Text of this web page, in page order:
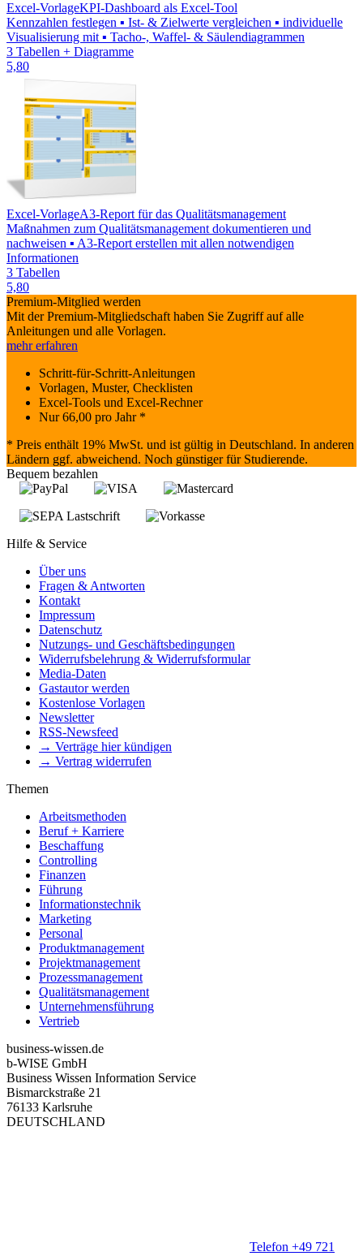
Excel-VorlageKPI-Dashboard als Excel-Tool
Kennzahlen festlegen ▪ Ist- & Zielwerte vergleichen ▪ individuelle
Visualisierung mit ▪ Tacho-, Waffel- & Säulendiagrammen
3 Tabellen + Diagramme
5,80
Excel-VorlageA3-Report für das Qualitätsmanagement
Maßnahmen zum Qualitätsmanagement dokumentieren und
nachweisen ▪ A3-Report erstellen mit allen notwendigen
Informationen
3 Tabellen
5,80
Premium-Mitglied werden
Mit der Premium-Mitgliedschaft haben Sie Zugriff auf alle
Anleitungen und alle Vorlagen.
mehr erfahren
Schritt-für-Schritt-Anleitungen
Vorlagen, Muster, Checklisten
Excel-Tools und Excel-Rechner
Nur66,00 pro Jahr *
* Preis enthält 19% MwSt. und ist gültig in Deutschland. In anderen
Ländern ggf. abweichend. Noch günstiger für Studierende.
Bequem bezahlen
Hilfe & Service
Über uns
Fragen & Antworten
Kontakt
Impressum
Datenschutz
Nutzungs- und Geschäftsbedingungen
Widerrufsbelehrung & Widerrufsformular
Media-Daten
Gastautor werden
Kostenlose Vorlagen
Newsletter
RSS-Newsfeed
→ Verträge hier kündigen
→ Vertrag widerrufen
Themen
Arbeitsmethoden
Beruf + Karriere
Beschaffung
Controlling
Finanzen
Führung
Informationstechnik
Marketing
Personal
Produktmanagement
Projektmanagement
Prozessmanagement
Qualitätsmanagement
Unternehmensführung
Vertrieb
business-wissen.de
b-WISE GmbH
Business Wissen Information Service
Bismarckstraße 21
76133 Karlsruhe
DEUTSCHLAND
Telefon +49 721